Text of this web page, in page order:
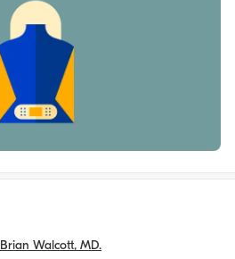
Brian Walcott, MD.